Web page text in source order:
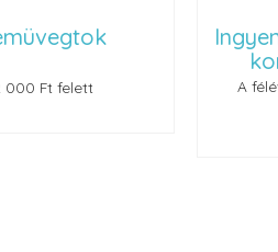
kontaktlencse
ajánlott, de...